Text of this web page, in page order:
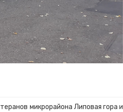
микрорайона Липовая гора и